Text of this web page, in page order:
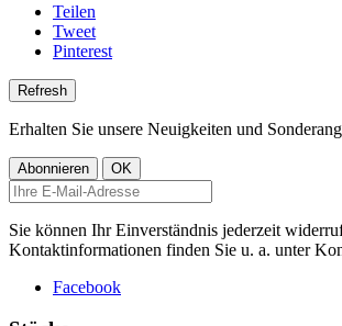
Teilen
Tweet
Pinterest
Erhalten Sie unsere Neuigkeiten und
Sie können Ihr Einverständnis jederzeit
Kontaktinformationen finden Sie u. a. unter
Facebook